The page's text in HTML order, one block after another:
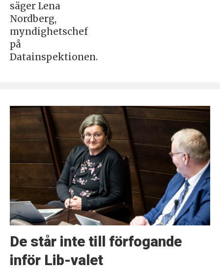
säger Lena
Nordberg,
myndighetschef
på
Datainspektionen.
De står inte till förfogande
inför Lib-valet